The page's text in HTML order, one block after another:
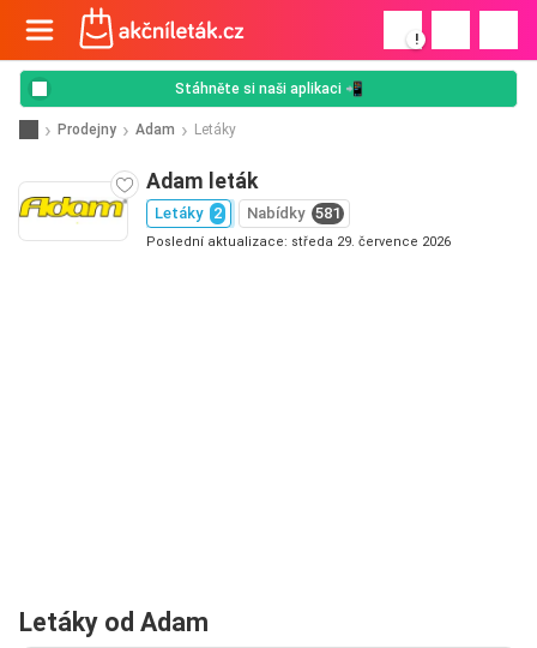
!
Stáhněte si naši aplikaci 📲
Prodejny Adam Letáky
Adam leták
Letáky 2 Nabídky 581
Poslední aktualizace: středa 29. července 2026
Letáky od Adam